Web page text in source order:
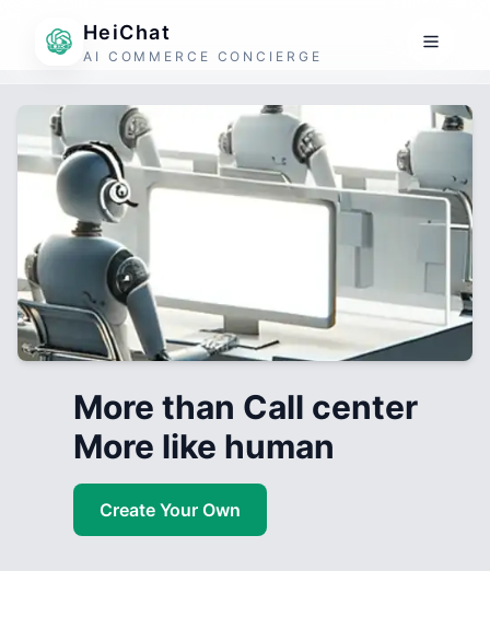
HeiChat
AI COMMERCE CONCIERGE
More than Call center
More like human
Create Your Own